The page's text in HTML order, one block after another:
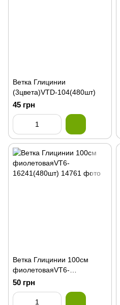
Ветка Глицинии
(3цвета)VTD-104(480шт)
45 грн
Ветка Глицинии 100см
фиолетоваяVT6-
16241(480шт)
50 грн